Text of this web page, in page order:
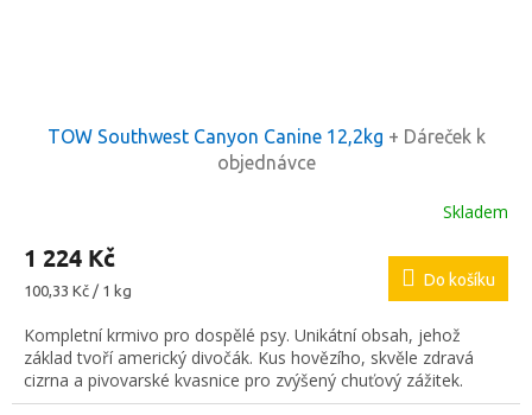
TOW Southwest Canyon Canine 12,2kg + Dáreček k
objednávce
Skladem
1 224 Kč
Měrná
100,33 Kč / 1 kg
Do košíku
Kompletní krmivo pro dospělé psy. Unikátní obsah, jehož
základ tvoří americký divočák. Kus hovězího, skvěle zdravá
cizrna a pivovarské kvasnice pro zvýšený chuťový zážitek.